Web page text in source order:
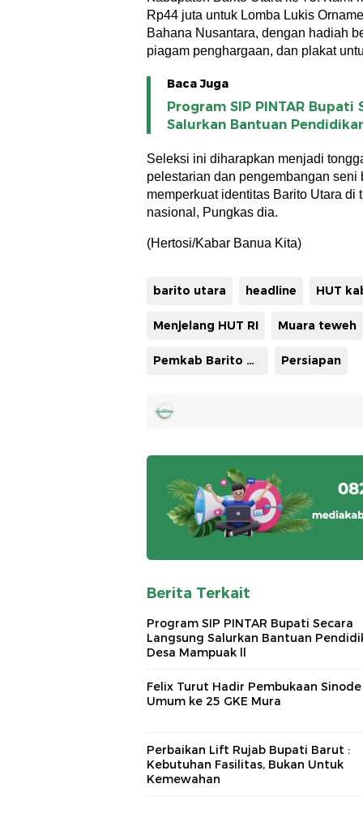
Rp44 juta untuk Lomba Lukis
Bahana Nusantara, dengan hadiah
piagam penghargaan, dan plakat
Baca Juga
Program SIP PINTAR Bupati
Salurkan Bantuan
Seleksi ini diharapkan menjadi
pelestarian dan pengembangan
memperkuat identitas Barito Utara di
nasional, Pungkas dia.
(Hertosi/Kabar Banua Kita)
barito utara headline
Menjelang HUT RI Muara teweh
Pemkab Barito Utara Persiapan
Berita Terkait
Program SIP PINTAR Bupati Secara
Langsung Salurkan Bantuan
Desa Mampuak ll
Felix Turut Hadir Pembukaan Sinode
Umum ke 25 GKE Mura
Perbaikan Lift Rujab Bupati Barut :
Kebutuhan Fasilitas, Bukan Untuk
Kemewahan